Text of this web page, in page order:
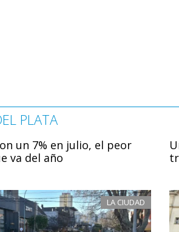
PLATA
un 7% en julio, el peor
va del año
LA CIUDAD